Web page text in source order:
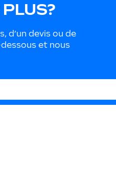
d’un devis ou de
et nous